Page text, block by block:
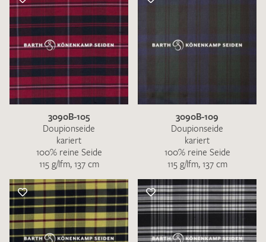
3090B-105
Doupionseide
kariert
100% reine Seide
115 g/lfm, 137 cm
3090B-109
Doupionseide
kariert
100% reine Seide
115 g/lfm, 137 cm